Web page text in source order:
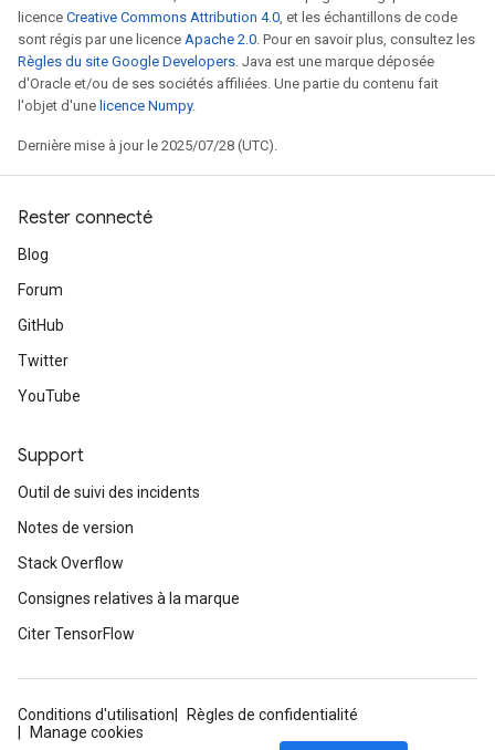
licence Creative Commons Attribution 4.0, et les échantillons de code
sont régis par une licence Apache 2.0. Pour en savoir plus, consultez les
Règles du site Google Developers. Java est une marque déposée
d'Oracle et/ou de ses sociétés affiliées. Une partie du contenu fait
l'objet d'une licence Numpy.
Dernière mise à jour le 2025/07/28 (UTC).
Rester connecté
Blog
Forum
GitHub
Twitter
YouTube
Support
Outil de suivi des incidents
Notes de version
Stack Overflow
Consignes relatives à la marque
Citer TensorFlow
Conditions d'utilisation
Règles de confidentialité
Manage cookies